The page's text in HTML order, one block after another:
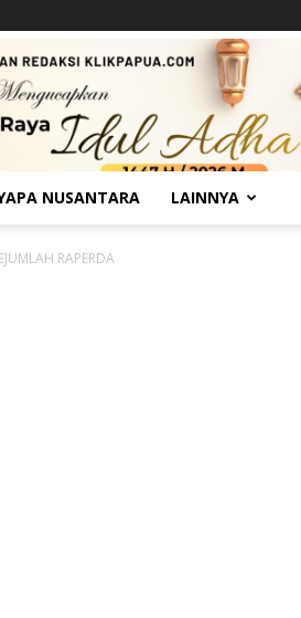
NUSANTARA LAINNYA
RAPERDA